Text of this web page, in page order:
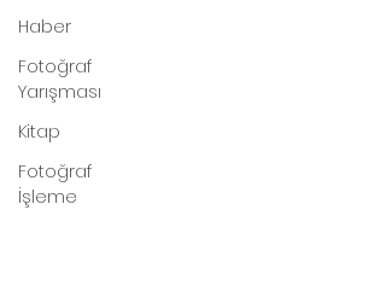
Haber
Fotoğraf
Yarışması
Kitap
Fotoğraf
İşleme